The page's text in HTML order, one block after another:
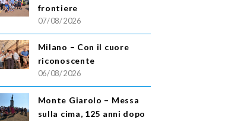
frontiere
07/08/2026
Milano – Con il cuore
riconoscente
06/08/2026
Monte Giarolo – Messa
sulla cima, 125 anni dopo